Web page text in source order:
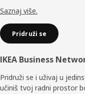
Saznaj više.
Pridruži se
IKEA Business
Pridruži se i uživaj u
učiniš tvoj radni prostor